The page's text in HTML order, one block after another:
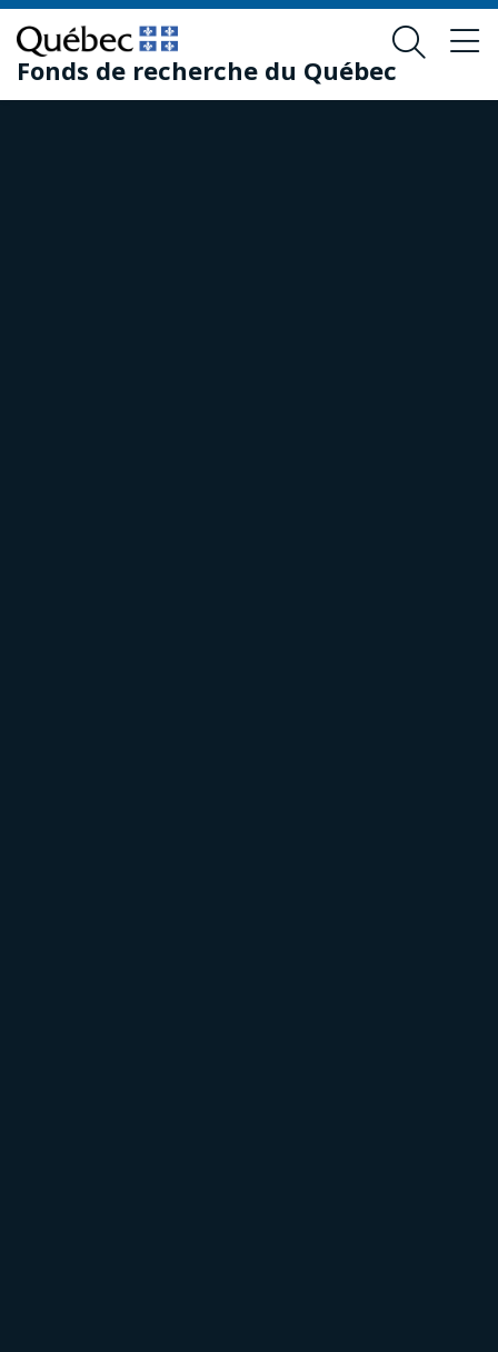
Passer
au
contenu
principal
Passer
au
pied
de
Fonds de recherche du Québec